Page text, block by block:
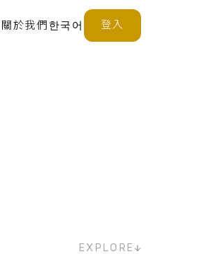
關於我們 한국어 登入
EXPLORE